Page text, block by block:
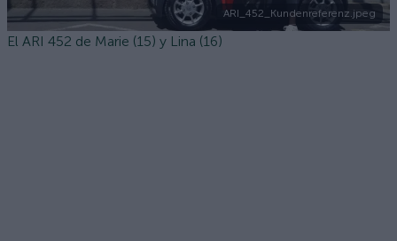
ARI_452_Kundenreferenz.jpeg
El ARI 452 de Marie (15) y Lina (16)